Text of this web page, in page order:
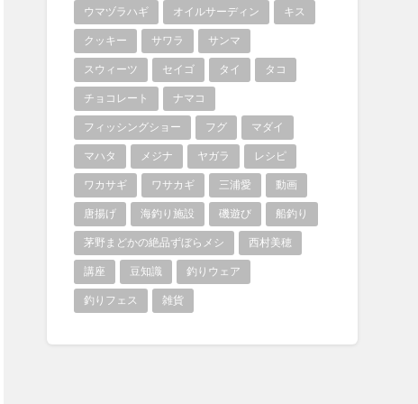
ウマヅラハギ オイルサーディン キス
クッキー サワラ サンマ
スウィーツ セイゴ タイ タコ
チョコレート ナマコ
フィッシングショー フグ マダイ
マハタ メジナ ヤガラ レシピ
ワカサギ ワサカギ 三浦愛 動画
唐揚げ 海釣り施設 磯遊び 船釣り
茅野まどかの絶品ずぼらメシ 西村美穂
講座 豆知識 釣りウェア
釣りフェス 雑貨